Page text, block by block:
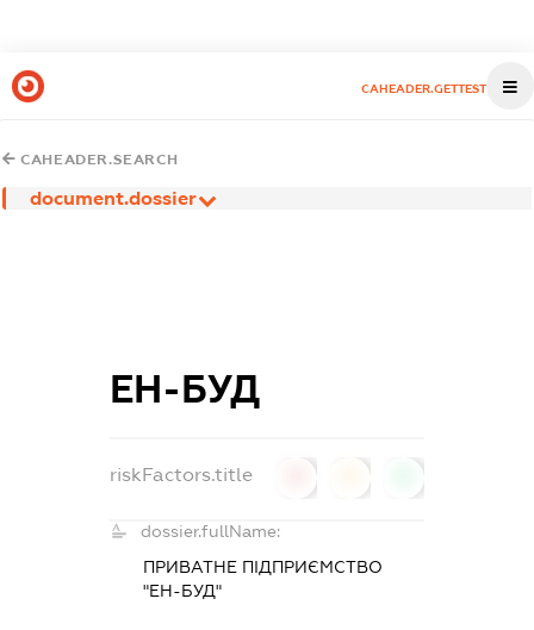
CAHEADER.GETTEST
CAHEADER.SEARCH
document.dossier
ЕН-БУД
riskFactors.title
dossier.fullName:
ПРИВАТНЕ ПІДПРИЄМСТВО
"ЕН-БУД"